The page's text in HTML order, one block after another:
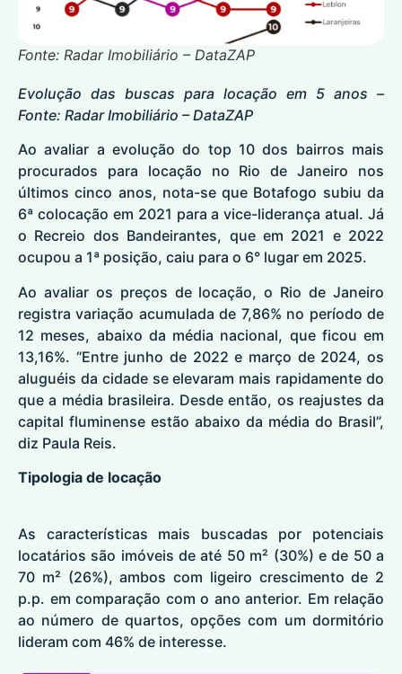
Fonte: Radar Imobiliário – DataZAP
Evolução das buscas para locação em 5 anos –
Fonte: Radar Imobiliário – DataZAP
Ao avaliar a evolução do top 10 dos bairros mais
procurados para locação no Rio de Janeiro nos
últimos cinco anos, nota-se que Botafogo subiu da
6ª colocação em 2021 para a vice-liderança atual. Já
o Recreio dos Bandeirantes, que em 2021 e 2022
ocupou a 1ª posição, caiu para o 6° lugar em 2025.
Ao avaliar os preços de locação, o Rio de Janeiro
registra variação acumulada de 7,86% no período de
12 meses, abaixo da média nacional, que ficou em
13,16%. “Entre junho de 2022 e março de 2024, os
aluguéis da cidade se elevaram mais rapidamente do
que a média brasileira. Desde então, os reajustes da
capital fluminense estão abaixo da média do Brasil”,
diz Paula Reis.
Tipologia de locação
As características mais buscadas por potenciais
locatários são imóveis de até 50 m² (30%) e de 50 a
70 m² (26%), ambos com ligeiro crescimento de 2
p.p. em comparação com o ano anterior. Em relação
ao número de quartos, opções com um dormitório
lideram com 46% de interesse.